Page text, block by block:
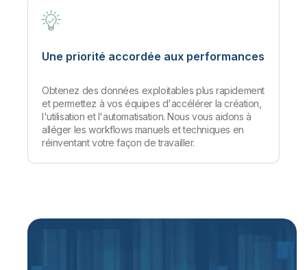
Une priorité accordée aux performances
Obtenez des données exploitables plus rapidement
et permettez à vos équipes d'accélérer la création,
l'utilisation et l'automatisation. Nous vous aidons à
alléger les workflows manuels et techniques en
réinventant votre façon de travailler.